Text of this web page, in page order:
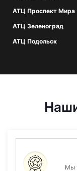
АТЦ Проспект Мира
АТЦ Зеленоград
АТЦ Подольск
Мы